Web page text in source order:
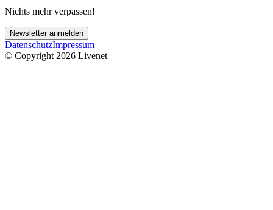
Nichts mehr verpassen!
Newsletter anmelden
DatenschutzImpressum
© Copyright 2026 Livenet